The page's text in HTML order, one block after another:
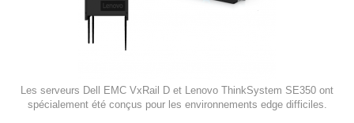
Les serveurs Dell EMC VxRail D et Lenovo ThinkSystem SE350 ont
spécialement été conçus pour les environnements edge difficiles.